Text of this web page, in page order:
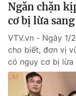
Ngăn chặn
cơ bị lừa
VTV.vn - Ngày 1/
cho biết, đơn vị
có nguy cơ bị lừa